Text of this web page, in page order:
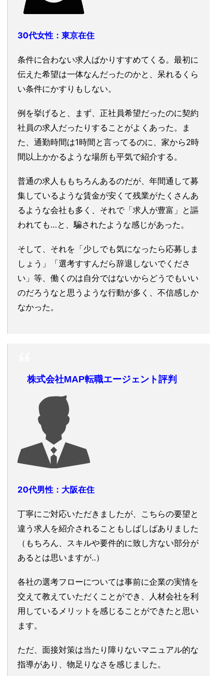
30代女性：東京在住
条件に合わない求人ばかりすすめてくる。最初に
伝えた希望は一体なんだったのかと、呆れるくら
い条件にかすりもしない。
例を挙げると、まず、正社員希望だったのに契約
社員の求人だったりすることがよくあった。ま
た、通勤時間は1時間と言ってるのに、家から2時
間以上かかるような場所も平気で紹介する。
普通の求人ももちろんあるのだが、年間通して募
集しているような賃金が安くて残業がたくさんあ
るような会社も多く、それで「求人が豊富」と謳
われても…と、騙されたような感じがあった。
そして、それを「少しでも気になったら応募しま
しょう」「選考すすんだら辞退しないでくださ
い」等、働くのは自分ではないからどうでもいい
のだろうなと思うような行動が多く、不信感しか
なかった。
株式会社MAP転職エージェント評判
20代男性：大阪在住
丁寧にご対応いただきましたが、こちらの要望と
違う求人を紹介されることもしばしばありました
（もちろん、スキルや要件的に致し方ない部分が
あるとは思いますが‥）
各社の選考フローについては事前に企業の実情を
交えて教えていただくことができ、人材会社を利
用しているメリットを感じることができたと思い
ます。
ただ、面接対策は当たり障りないマニュアル的な
指導があり、物足りなさを感じました。